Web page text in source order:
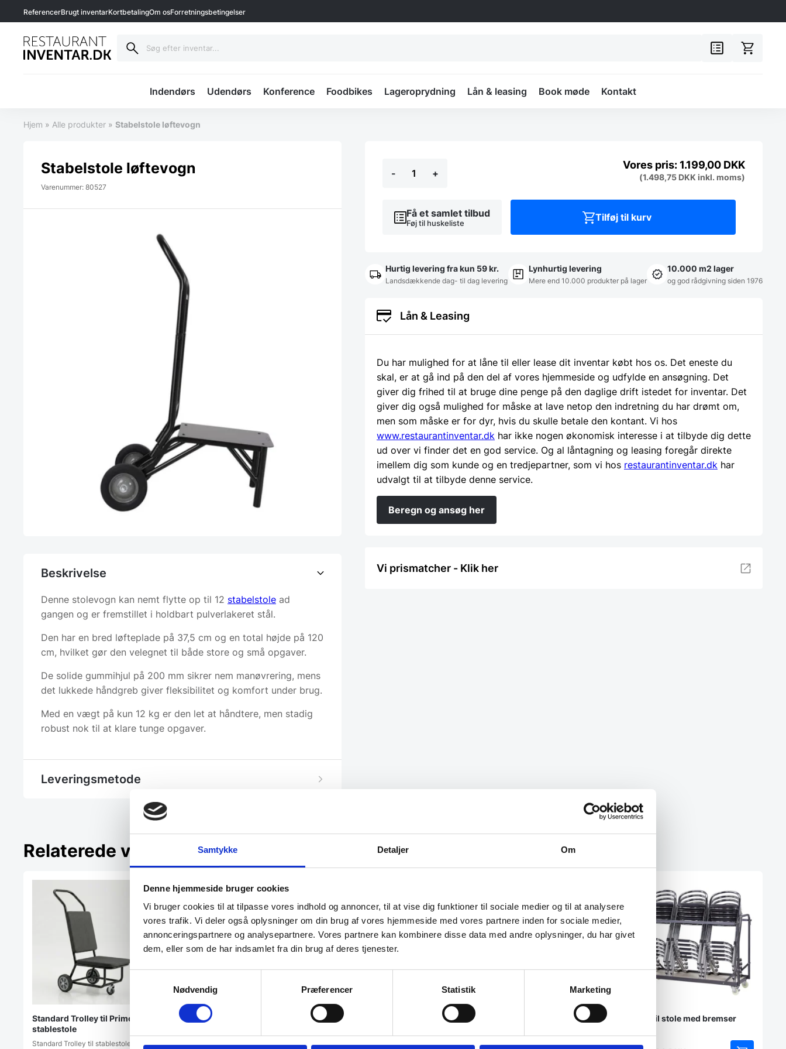
Samtykke Detaljer Om
Denne hjemmeside bruger cookies
Vi bruger cookies til at tilpasse vores indhold og annoncer, til at vise dig funktioner til sociale medier og til at analysere
vores trafik. Vi deler også oplysninger om din brug af vores hjemmeside med vores partnere inden for sociale medier,
annonceringspartnere og analysepartnere. Vores partnere kan kombinere disse data med andre oplysninger, du har givet
dem, eller som de har indsamlet fra din brug af deres tjenester.
Nødvendig
Præferencer Statistik Marketing
ReferencerBrugt inventarKortbetalingOm osForretningsbetingelser
Indendørs Udendørs Konference Foodbikes Lageroprydning Lån & leasing Book møde Kontakt
Hjem » Alle produkter » Stabelstole løftevogn
Stabelstole løftevogn
Varenummer: 80527
Beskrivelse
Denne stolevogn kan nemt flytte op til 12 stabelstole ad
gangen og er fremstillet i holdbart pulverlakeret stål.
Den har en bred løfteplade på 37,5 cm og en total højde på 120
cm, hvilket gør den velegnet til både store og små opgaver.
De solide gummihjul på 200 mm sikrer nem manøvrering, mens
det lukkede håndgreb giver fleksibilitet og komfort under brug.
Med en vægt på kun 12 kg er den let at håndtere, men stadig
robust nok til at klare tunge opgaver.
Leveringsmetode
-
løftevogn
+
1.199,00 DKK
(1.498,75 DKK inkl. moms)
Få et samlet tilbud
Føj til huskeliste Tilføj til kurv
Hurtig levering fra kun 59 kr.
Landsdækkende dag- til dag levering
Lynhurtig levering
Mere end 10.000 produkter på lager
10.000 m2 lager
og god rådgivning siden 1976
Lån & Leasing
Du har mulighed for at låne til eller lease dit inventar købt hos os. Det eneste du
skal, er at gå ind på den del af vores hjemmeside og udfylde en ansøgning. Det
giver dig frihed til at bruge dine penge på den daglige drift istedet for inventar. Det
giver dig også mulighed for måske at lave netop den indretning du har drømt om,
men som måske er for dyr, hvis du skulle betale den kontant. Vi hos
www.restaurantinventar.dk har ikke nogen økonomisk interesse i at tilbyde dig dette
ud over vi finder det en god service. Og al låntagning og leasing foregår direkte
imellem dig som kunde og en tredjepartner, som vi hos restaurantinventar.dk har
udvalgt til at tilbyde denne service.
Beregn og ansøg her
Vi prismatcher - Klik her
Relaterede varer
Standard Trolley til Primo
stablestole
Standard Trolley til stablestole med
SPAR 35%
Stolevogn – 12 stabelstole
Denne Lifetime stolevogn model
80279 er en praktisk og robust løsning
Vogn til klapstole t/ 32-40-48
Vogn til stole med bremser